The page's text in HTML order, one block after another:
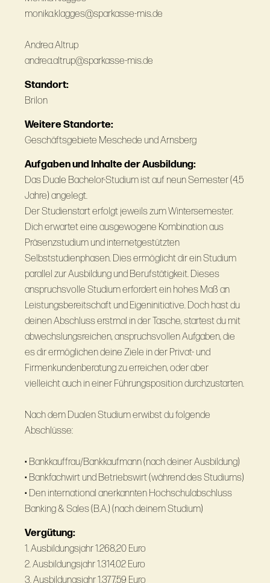
monika.klagges@sparkasse-mis.de
Andrea Altrup
andrea.altrup@sparkasse-mis.de
Standort:
Brilon
Weitere Standorte:
Geschäftsgebiete Meschede und Arnsberg
Aufgaben und Inhalte der Ausbildung:
Das Duale Bachelor-Studium ist auf neun Semester (4,5
Jahre) angelegt.
Der Studienstart erfolgt jeweils zum Wintersemester.
Dich erwartet eine ausgewogene Kombination aus
Präsenzstudium und internetgestützten
Selbststudienphasen. Dies ermöglicht dir ein Studium
parallel zur Ausbildung und Berufstätigkeit. Dieses
anspruchsvolle Studium erfordert ein hohes Maß an
Leistungsbereitschaft und Eigeninitiative. Doch hast du
deinen Abschluss erstmal in der Tasche, startest du mit
abwechslungsreichen, anspruchsvollen Aufgaben, die
es dir ermöglichen deine Ziele in der Privat- und
Firmenkundenberatung zu erreichen, oder aber
vielleicht auch in einer Führungsposition durchzustarten.
Nach dem Dualen Studium erwibst du folgende
Abschlüsse:
• Bankkauffrau/Bankkaufmann (nach deiner Ausbildung)
• Bankfachwirt und Betriebswirt (während des Studiums)
• Den international anerkannten Hochschulabschluss
Banking & Sales (B.A.) (nach deinem Studium)
Vergütung:
1. Ausbildungsjahr 1.268,20 Euro
2. Ausbildungsjahr 1.314,02 Euro
3. Ausbildungsjahr 1.377,59 Euro